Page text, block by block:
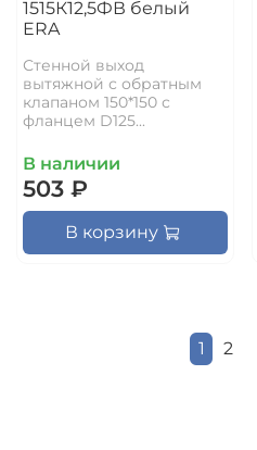
1515К12,5ФВ белый
ERA
Стенной выход
вытяжной с обратным
клапаном 150*150 с
фланцем D125...
В наличии
503 ₽
В корзину
1 2